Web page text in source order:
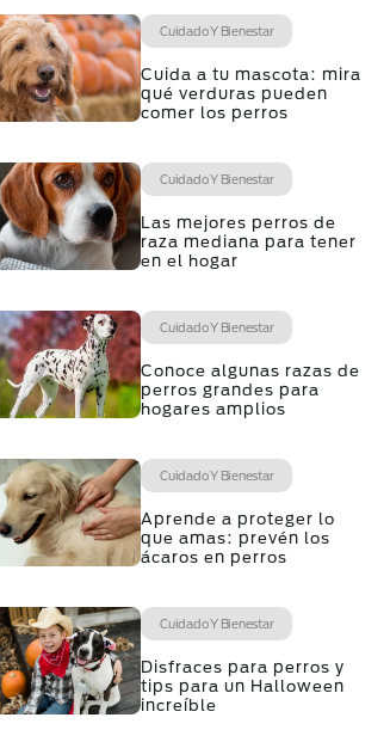
Cuidado Y Bienestar
Cuida a tu mascota: mira
qué verduras pueden
comer los perros
Cuidado Y Bienestar
Las mejores perros de
raza mediana para tener
en el hogar
Cuidado Y Bienestar
Conoce algunas razas de
perros grandes para
hogares amplios
Cuidado Y Bienestar
Aprende a proteger lo
que amas: prevén los
ácaros en perros
Cuidado Y Bienestar
Disfraces para perros y
tips para un Halloween
increíble